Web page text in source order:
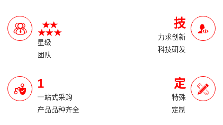
星级
团队
技
力求创新
科技研发
1
一站式采购
产品品种齐全
定
特殊
定制